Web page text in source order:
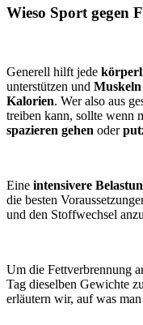
Wieso Sport gegen
Generell hilft jede
unterstützen und Muskeln
Kalorien. Wer also aus
treiben kann, sollte wenn
spazieren gehen oder
Eine intensivere
die besten
und den Stoffwechsel
Um die Fettverbrennung
Tag dieselben Gewichte
erläutern wir, auf was